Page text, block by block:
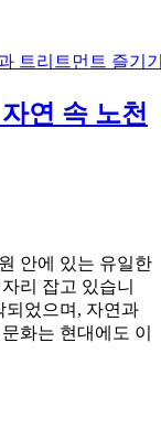
연 속 노천
안에 있는 유일한
리 잡고 있습니
되었으며, 자연과
화는 현대에도 이